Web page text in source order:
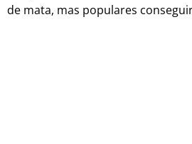
de mata, mas populares